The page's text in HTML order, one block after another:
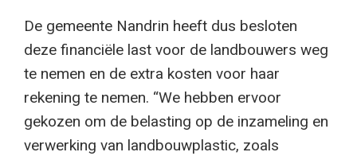
De gemeente Nandrin heeft dus besloten
deze financiële last voor de landbouwers weg
te nemen en de extra kosten voor haar
rekening te nemen. “We hebben ervoor
gekozen om de belasting op de inzameling en
verwerking van landbouwplastic, zoals